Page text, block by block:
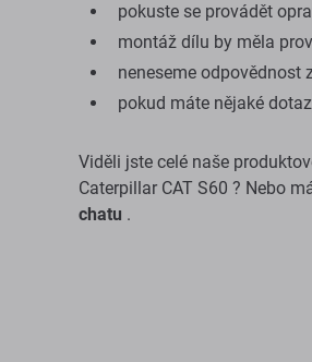
pokuste se provádět
montáž dílu by měla
neneseme odpovědnost
pokud máte nějaké
Viděli jste celé naše
Caterpillar CAT S60 ? Nebo
chatu .